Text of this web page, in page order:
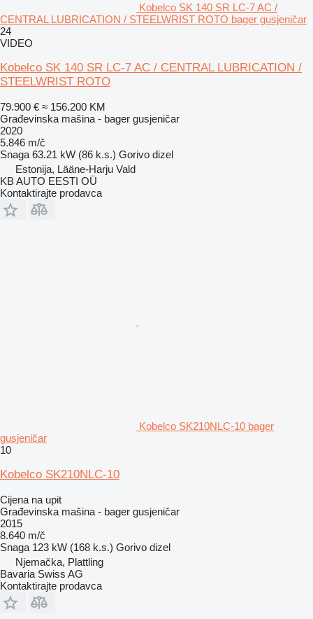
Kobelco SK 140 SR LC-7 AC /
CENTRAL LUBRICATION / STEELWRIST ROTO bager gusjeničar
24
VIDEO
Kobelco SK 140 SR LC-7 AC / CENTRAL LUBRICATION /
STEELWRIST ROTO
79.900 € ≈ 156.200 KM
Građevinska mašina - bager gusjeničar
2020
5.846 m/č
Snaga 63.21 kW (86 k.s.) Gorivo dizel
Estonija, Lääne-Harju Vald
KB AUTO EESTI OÜ
Kontaktirajte prodavca
Kobelco SK210NLC-10 bager
gusjeničar
10
Kobelco SK210NLC-10
Cijena na upit
Građevinska mašina - bager gusjeničar
2015
8.640 m/č
Snaga 123 kW (168 k.s.) Gorivo dizel
Njemačka, Plattling
Bavaria Swiss AG
Kontaktirajte prodavca